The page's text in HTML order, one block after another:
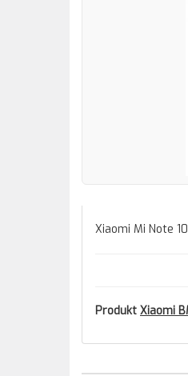
Xiaomi Mi Note
Produkt Xiaomi